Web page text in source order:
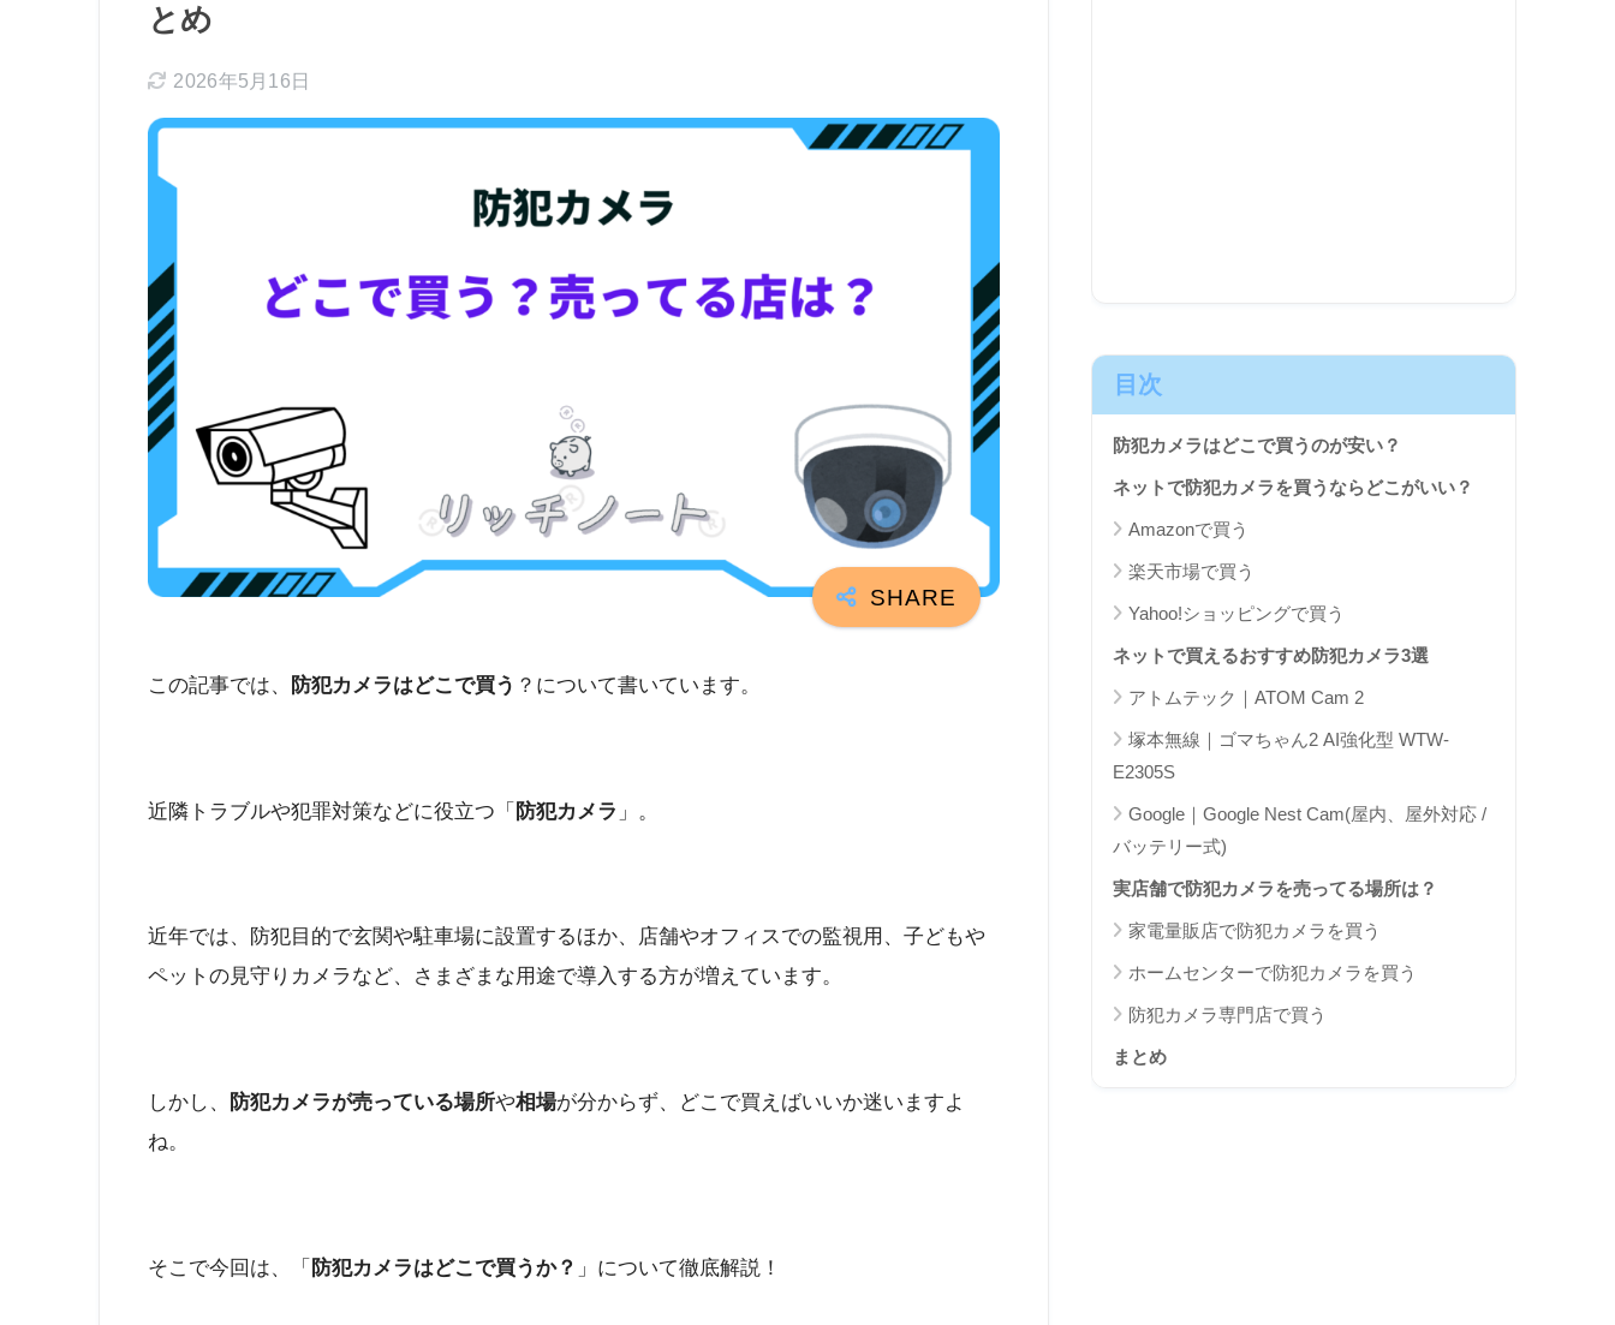
とめ
2026年5月16日
この記事では、 防犯カメラはどこで買う ？について書いています。
近隣トラブルや犯罪対策などに役立つ「防犯カメラ 」。
近年では、防犯目的で玄関や駐車場に設置するほか、店舗やオフィスでの監視用、子どもや
ペットの見守りカメラなど、さまざまな用途で導入する方が増えています。
しかし、 防犯カメラが売っている場所や相場が分からず、どこで買えばいいか迷いますよ
ね。
そこで今回は、「 防犯カメラはどこで買うか？ 」について徹底解説！
目次
防犯カメラはどこで買うのが安い？
ネットで防犯カメラを買うならどこがいい？
Amazonで買う
楽天市場で買う
Yahoo!ショッピングで買う
ネットで買えるおすすめ防犯カメラ3選
アトムテック｜ATOM Cam 2
塚本無線｜ゴマちゃん2 AI強化型 WTW-
E2305S
Google｜Google Nest Cam(屋内、屋外対応 /
バッテリー式)
実店舗で防犯カメラを売ってる場所は？
家電量販店で防犯カメラを買う
ホームセンターで防犯カメラを買う
防犯カメラ専門店で買う
まとめ